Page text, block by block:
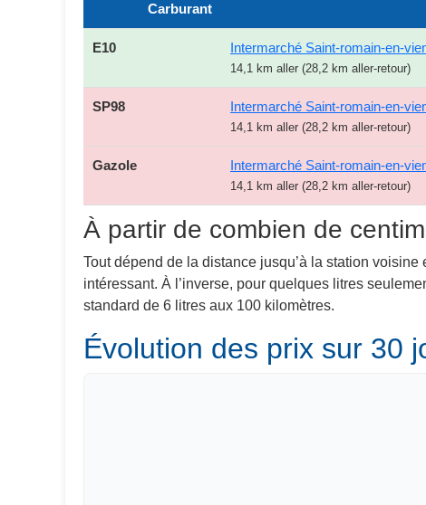
Carburant
E10 Intermarché Saint-romain-en-
14,1 km aller (28,2 km aller-retour)
SP98 Intermarché Saint-romain-en-
14,1 km aller (28,2 km aller-retour)
Gazole Intermarché Saint-romain-en-
14,1 km aller (28,2 km aller-retour)
À partir de combien de
Tout dépend de la distance jusqu’à la station
intéressant. À l’inverse, pour quelques litres
standard de 6 litres aux 100 kilomètres.
Évolution des prix sur 30